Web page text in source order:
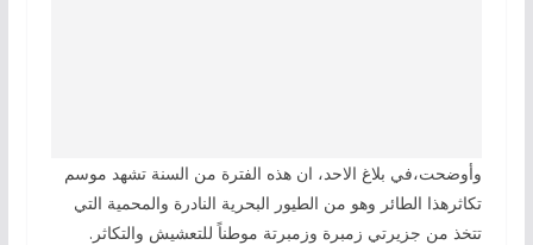
وأوضحت،في بلاغ الاحد، ان هذه الفترة من السنة تشهد موسم
تكاثرهذا الطائر وهو من الطيور البحرية النادرة والمحمية التي
تتخذ من جزيرتي زمبرة وزمبرتة موطناً للتعشيش والتكاثر.